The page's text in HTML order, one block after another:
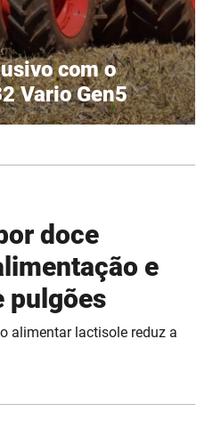
com o
Vario Gen5
doce
e
pulgões
alimentar lactisole reduz a